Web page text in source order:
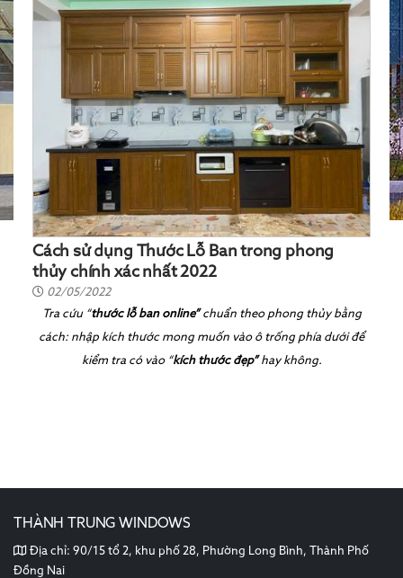
Cách sử dụng Thước Lỗ Ban trong phong
thủy chính xác nhất 2022
02/05/2022
Tra cứu“thước lỗ ban online” chuẩn theo phong thủy bằng
cách: nhập kích thước mong muốn vào ô trống phía dưới để
kiểm tra có vào“kích thước đẹp” hay không.
THÀNH TRUNG WINDOWS
Địa chỉ: 90/15 tổ 2, khu phố 28, Phường Long Bình, Thành Phố
Đồng Nai